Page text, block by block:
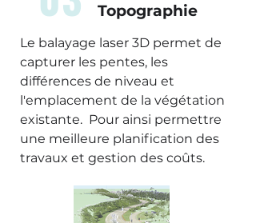
Topographie
Le balayage laser 3D permet de
capturer les pentes, les
différences de niveau et
l'emplacement de la végétation
existante. Pour ainsi permettre
une meilleure planification des
travaux et gestion des coûts.